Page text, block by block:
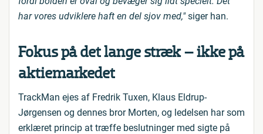
har vores udviklere haft en del sjov med,"siger han.
Fokus på det lange stræk – ikke på
aktiemarkedet
TrackMan ejes af Fredrik Tuxen, Klaus Eldrup-
Jørgensen og dennes bror Morten, og ledelsen har som
erklæret princip at træffe beslutninger med sigte på